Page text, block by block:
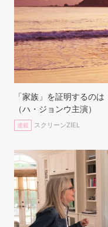
「家族」を証明するの
（ハ・ジョンウ主演）
連載 スクリーンZIEL